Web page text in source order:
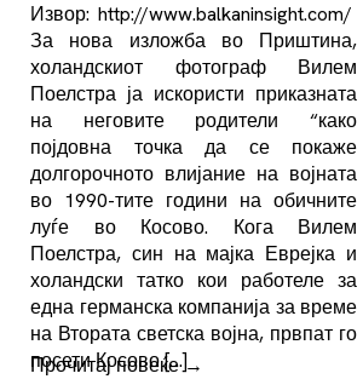
Извор: http://www.balkaninsight.com/
За нова изложба во Приштина,
холандскиот фотограф Вилем
Поелстра ја искористи приказната
на неговите родители “како
појдовна точка да се покаже
долгорочното влијание на војната
во 1990-тите години на обичните
луѓе во Косово. Кога Вилем
Поелстра, син на мајка Еврејка и
холандски татко кои работеле за
една германска компанија за време
на Втората светска војна, првпат го
посети Косово […]
Прочитај повеќе→